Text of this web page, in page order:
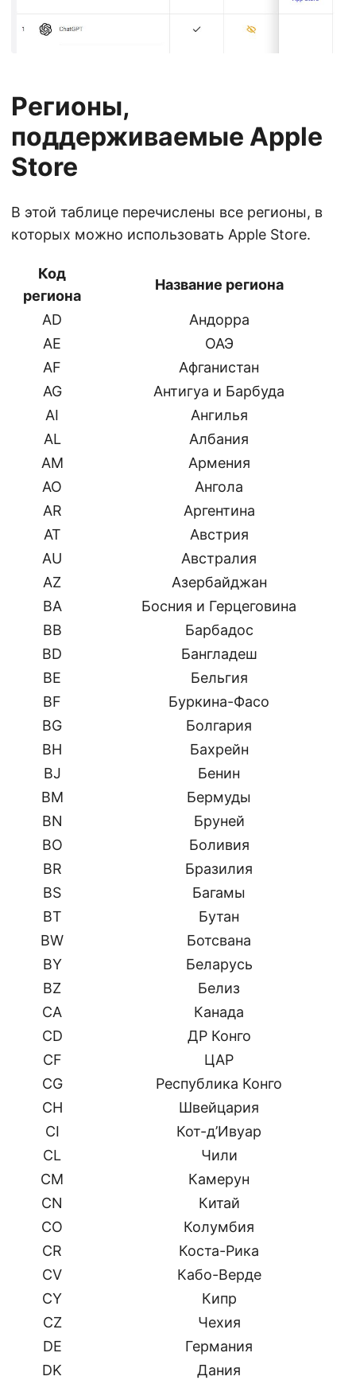
Регионы,
поддерживаемые Apple
Store
В этой таблице перечислены все регионы, в
которых можно использовать Apple Store.
Код
региона
Название региона
AD
Андорра
AE
ОАЭ
AF
Афганистан
AG
Антигуа и Барбуда
AI
Ангилья
AL
Албания
AM
Армения
AO
Ангола
AR
Аргентина
AT
Австрия
AU
Австралия
AZ
Азербайджан
BA
Босния и Герцеговина
BB
Барбадос
BD
Бангладеш
BE
Бельгия
BF
Буркина-Фасо
BG
Болгария
BH
Бахрейн
BJ
Бенин
BM
Бермуды
BN
Бруней
BO
Боливия
BR
Бразилия
BS
Багамы
BT
Бутан
BW
Ботсвана
BY
Беларусь
BZ
Белиз
CA
Канада
CD
ДР Конго
CF
ЦАР
CG
Республика Конго
CH
Швейцария
CI
Кот-д’Ивуар
CL
Чили
CM
Камерун
CN
Китай
CO
Колумбия
CR
Коста-Рика
CV
Кабо-Верде
CY
Кипр
CZ
Чехия
DE
Германия
DK
Дания